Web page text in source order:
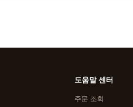
도움말 센터
주문 조회